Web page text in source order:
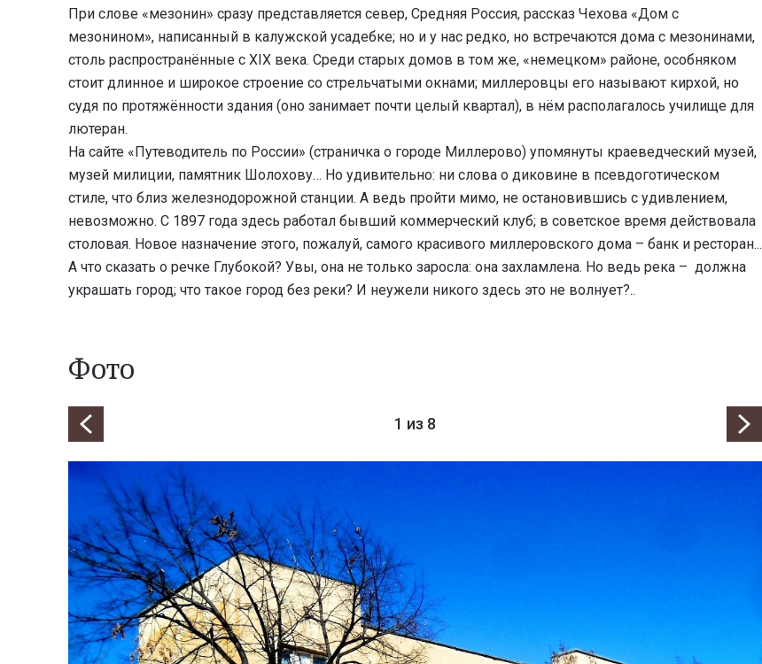
При слове «мезонин» сразу представляется север, Средняя Россия, рассказ Чехова «Дом с
мезонином», написанный в калужской усадебке; но и у нас редко, но встречаются дома с мезонинами,
столь распространённые с XIX века. Среди старых домов в том же, «немецком» районе, особняком
стоит длинное и широкое строение со стрельчатыми окнами; миллеровцы его называют кирхой, но
судя по протяжённости здания (оно занимает почти целый квартал), в нём располагалось училище для
лютеран.
На сайте «Путеводитель по России» (страничка о городе Миллерово) упомянуты краеведческий музей,
музей милиции, памятник Шолохову… Но удивительно: ни слова о диковине в псевдоготическом
стиле, что близ железнодорожной станции. А ведь пройти мимо, не остановившись с удивлением,
невозможно. С 1897 года здесь работал бывший коммерческий клуб; в советское время действовала
столовая. Новое назначение этого, пожалуй, самого красивого миллеровского дома – банк и ресторан...
А что сказать о речке Глубокой? Увы, она не только заросла: она захламлена. Но ведь река – должна
украшать город; что такое город без реки? И неужели никого здесь это не волнует?..
Фото
1 из 8